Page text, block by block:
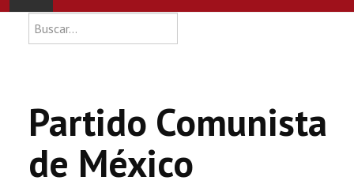
INICIO
NOTICIAS
DOCUMENTOS
Buscar
Partido Comunista
de México